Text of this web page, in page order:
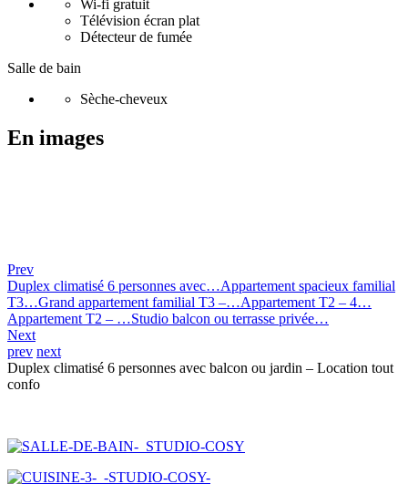
Wi-fi gratuit
Télévision écran plat
Détecteur de fumée
Salle de bain
Sèche-cheveux
En images
Prev
Duplex climatisé 6 personnes avec…Appartement spacieux familial
T3…Grand appartement familial T3 –…Appartement T2 – 4…
Appartement T2 – …Studio balcon ou terrasse privée…
Next
prev next
Duplex climatisé 6 personnes avec balcon ou jardin – Location tout
confo